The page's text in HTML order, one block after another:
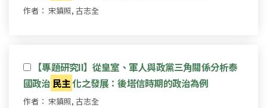
作者： 宋鎮照, 古志全
【專題研究II】從皇室、軍人與政黨三角關係分析泰
國政治 民主化之發展：後塔信時期的政治為例
作者： 宋鎮照, 古志全